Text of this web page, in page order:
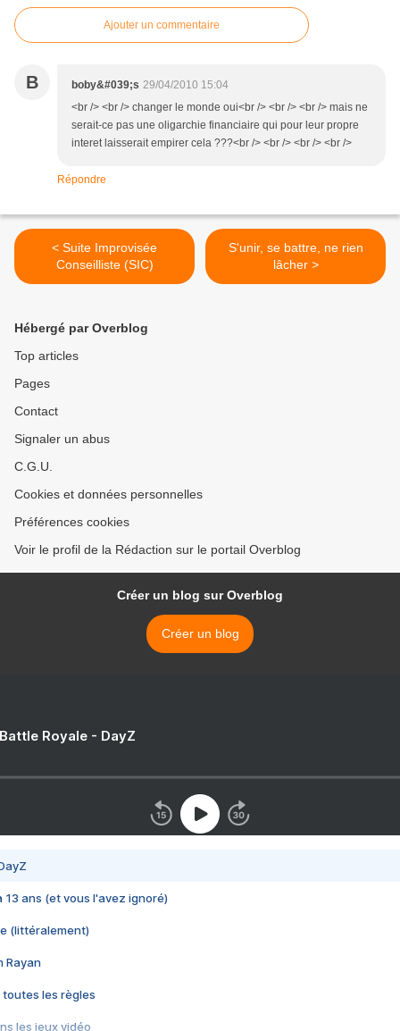
Ajouter un commentaire
B boby&#039;s 29/04/2010 15:04
<br /> <br /> changer le monde oui<br /> <br /> <br /> mais ne
serait-ce pas une oligarchie financiaire qui pour leur propre
interet laisserait empirer cela ???<br /> <br /> <br /> <br />
Répondre
< Suite Improvisée
Conseilliste (SIC)
S'unir, se battre, ne rien
lâcher >
Hébergé par Overblog
Top articles
Pages
Contact
Signaler un abus
C.G.U.
Cookies et données personnelles
Préférences cookies
Voir le profil de la Rédaction sur le portail Overblog
Créer un blog sur Overblog
Créer un blog
Royale - DayZ
13 ans (et vous l'avez ignoré)
(littéralement)
Rayan
toutes les règles
les jeux vidéo